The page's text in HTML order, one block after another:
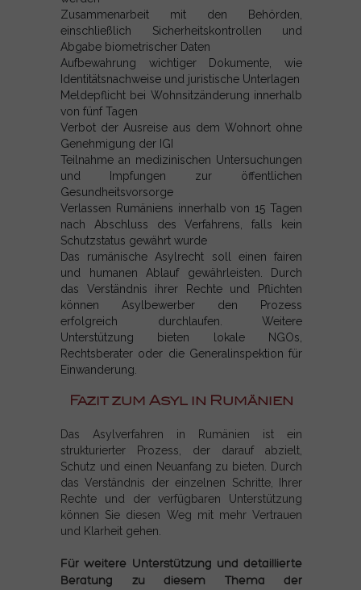
Zusammenarbeit mit den Behörden,
einschließlich Sicherheitskontrollen und
Abgabe biometrischer Daten
Aufbewahrung wichtiger Dokumente, wie
Identitätsnachweise und juristische Unterlagen
Meldepflicht bei Wohnsitzänderung innerhalb
von fünf Tagen
Verbot der Ausreise aus dem Wohnort ohne
Genehmigung der IGI
Teilnahme an medizinischen Untersuchungen
und Impfungen zur öffentlichen
Gesundheitsvorsorge
Verlassen Rumäniens innerhalb von 15 Tagen
nach Abschluss des Verfahrens, falls kein
Schutzstatus gewährt wurde
Das rumänische Asylrecht soll einen fairen
und humanen Ablauf gewährleisten. Durch
das Verständnis ihrer Rechte und Pflichten
können Asylbewerber den Prozess
erfolgreich durchlaufen. Weitere
Unterstützung bieten lokale NGOs,
Rechtsberater oder die Generalinspektion für
Einwanderung.
Fazit zum Asyl in Rumänien
Das Asylverfahren in Rumänien ist ein
strukturierter Prozess, der darauf abzielt,
Schutz und einen Neuanfang zu bieten. Durch
das Verständnis der einzelnen Schritte, Ihrer
Rechte und der verfügbaren Unterstützung
können Sie diesen Weg mit mehr Vertrauen
und Klarheit gehen.
Für weitere Unterstützung und detaillierte
Beratung zu diesem Thema der